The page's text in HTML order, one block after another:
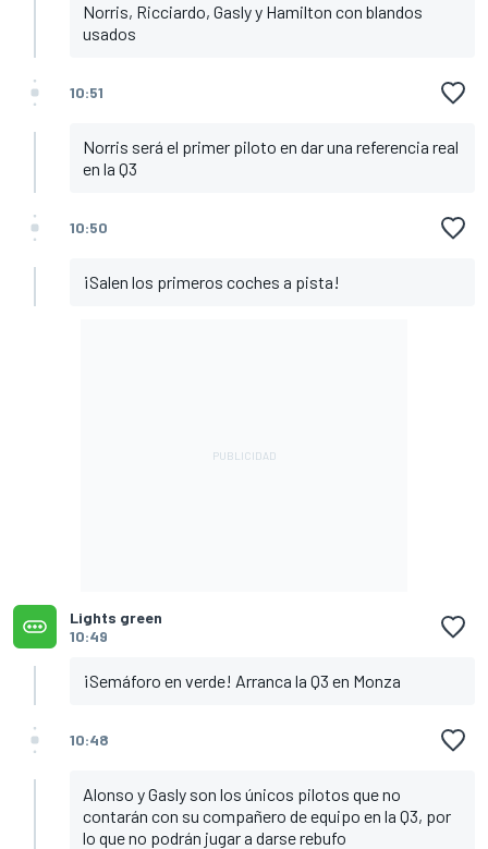
Norris, Ricciardo, Gasly y Hamilton con blandos
usados
10:51
Norris será el primer piloto en dar una referencia real
en la Q3
10:50
¡Salen los primeros coches a pista!
Lights green
10:49
¡Semáforo en verde! Arranca la Q3 en Monza
10:48
Alonso y Gasly son los únicos pilotos que no
contarán con su compañero de equipo en la Q3, por
lo que no podrán jugar a darse rebufo